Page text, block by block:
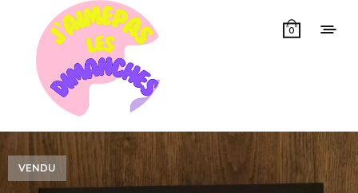
0
VENDU